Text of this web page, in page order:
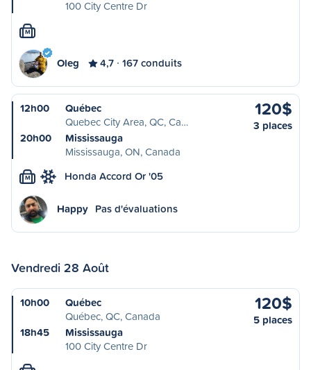
100 City Centre Dr
M
Oleg 4,7 167 conduits
12h00
Québec
Quebec City Area, QC, Ca…
20h00
Mississauga
Mississauga, ON, Canada
120$
3 places
M Honda Accord Or '05
Happy Pas d'évaluations
Vendredi 28 Août
10h00
Québec
Québec, QC, Canada
18h45
Mississauga
100 City Centre Dr
120$
5 places